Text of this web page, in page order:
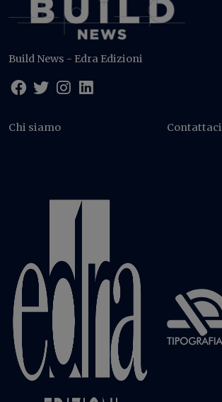
Build News - Edra Edizioni
Chi siamo Contattaci